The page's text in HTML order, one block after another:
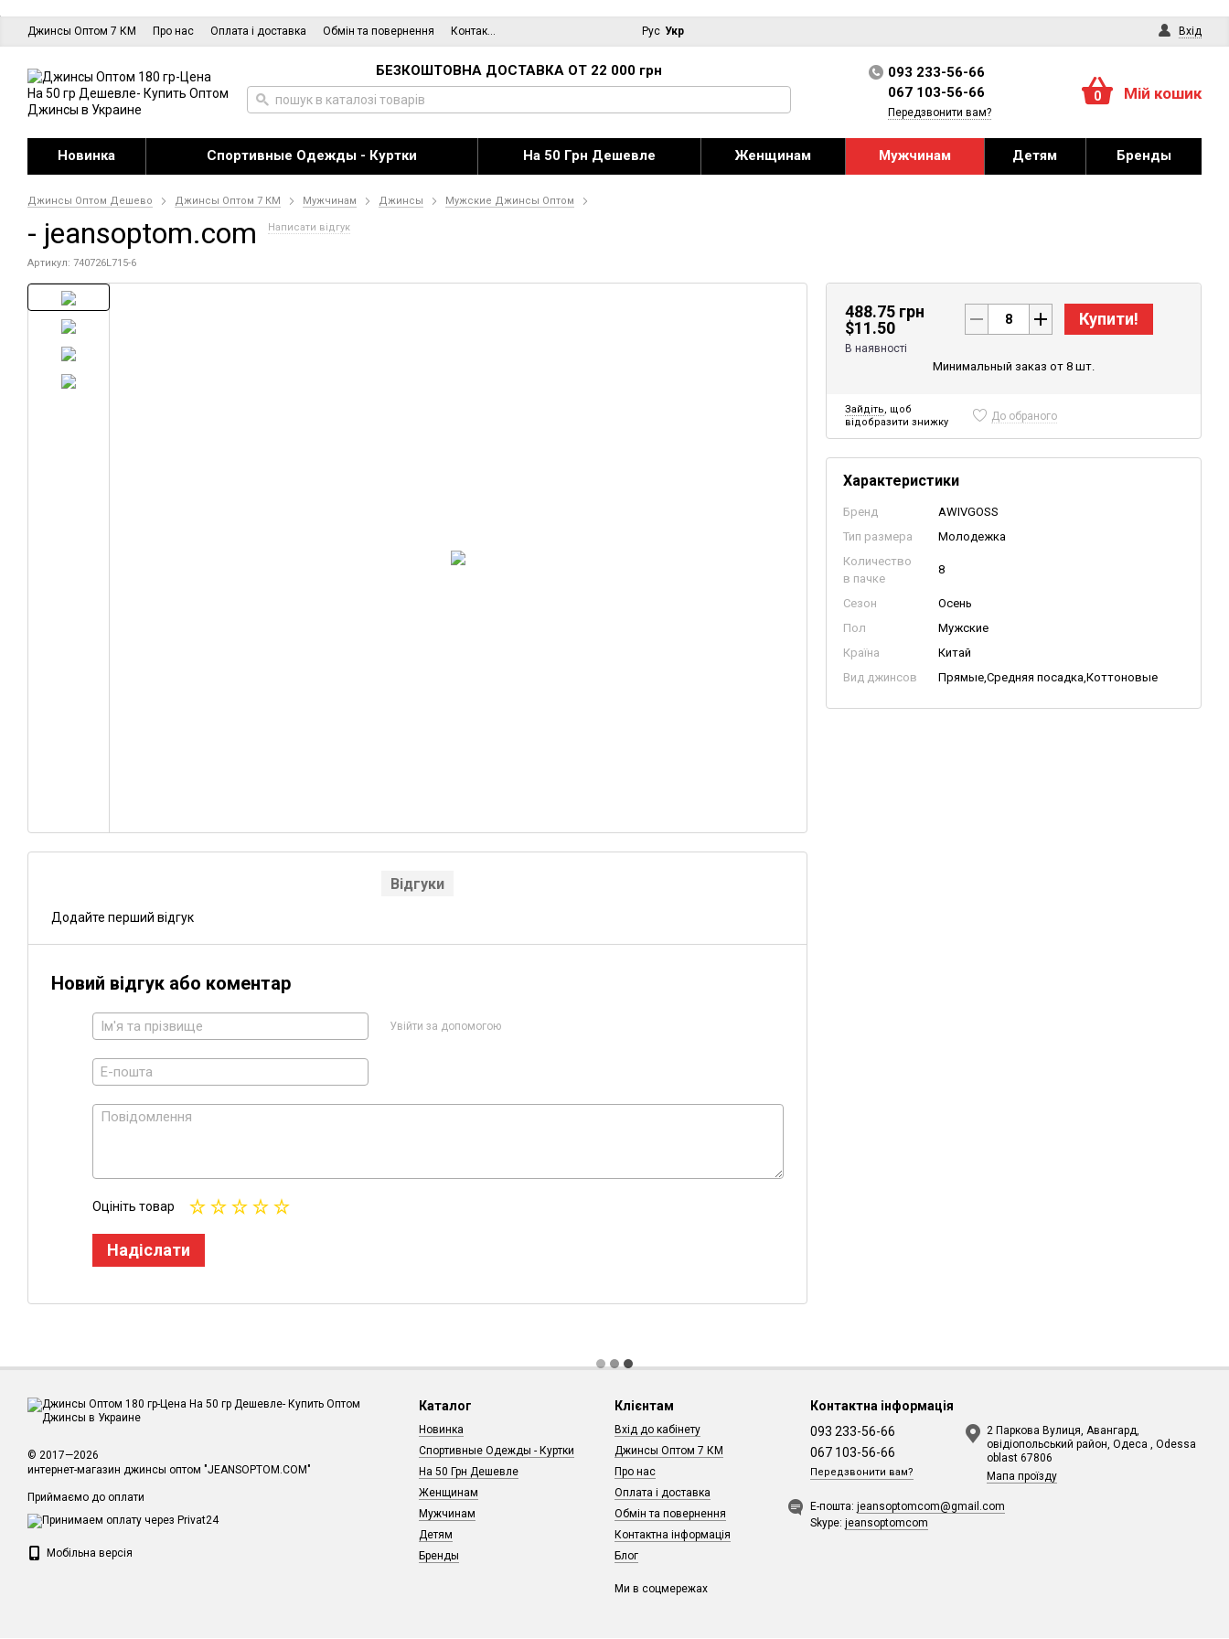
Джинсы Оптом 7 КМ Про нас Оплата і доставка Обмін та повернення Контактна інформація Вхід
Рус Укр
БЕЗКОШТОВНА ДОСТАВКА ОТ 22 000 грн
093 233-56-66
067 103-56-66
Передзвонити вам?
0 Мій кошик
Новинка Спортивные Одежды - Куртки На 50 Грн Дешевле Женщинам Мужчинам Детям Бренды
Джинсы Оптом Дешево Джинсы Оптом 7 КМ Мужчинам Джинсы Мужские Джинсы Оптом
- jeansoptom.com Написати відгук
Артикул: 740726L715-6
Відгуки
Додайте перший відгук
Новий відгук або коментар
Увійти за допомогою
Оцініть товар
Надіслати
488.75 грн
$11.50
В наявності
Купити!
Минимальный заказ от 8 шт.
Зайдіть, щоб
відобразити знижку
До обраного
Характеристики
Бренд
AWIVGOSS
Тип размера
Молодежка
Количество
в пачке
8
Сезон
Осень
Пол
Мужские
Країна
Китай
Вид джинсов
Прямые,Средняя посадка,Коттоновые
© 2017—2026
интернет-магазин джинсы оптом "JEANSOPTOM.COM"
Приймаємо до оплати
Мобільна версія
Каталог
Новинка
Спортивные Одежды - Куртки
На 50 Грн Дешевле
Женщинам
Мужчинам
Детям
Бренды
Клієнтам
Вхід до кабінету
Джинсы Оптом 7 КМ
Про нас
Оплата і доставка
Обмін та повернення
Контактна інформація
Блог
Ми в соцмережах
Контактна інформація
093 233-56-66
067 103-56-66
Передзвонити вам?
2 Паркова Вулиця, Авангард,
овідіопольський район, Одеса , Odessa
oblast 67806
Мапа проїзду
Е-пошта:jeansoptomcom@gmail.com
Skype:jeansoptomcom